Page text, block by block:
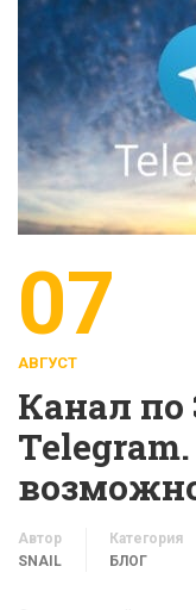
07
АВГУСТ
Канал по
Автор
SNAIL
Категория
БЛОГ